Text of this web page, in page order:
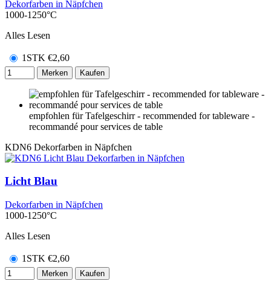
Dekorfarben in Näpfchen
1000-1250°C
Alles Lesen
1STK €2,60
Merken Kaufen
empfohlen für Tafelgeschirr - recommended for tableware -
recommandé pour services de table
KDN6 Dekorfarben in Näpfchen
Licht Blau
Dekorfarben in Näpfchen
1000-1250°C
Alles Lesen
1STK €2,60
Merken Kaufen